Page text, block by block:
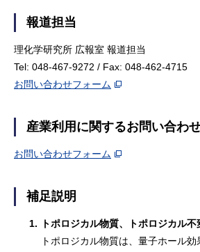
報道担当
理化学研究所 広報室 報道担当
Tel: 048-467-9272 / Fax: 048-462-4715
お問い合わせフォーム
産業利用に関するお問い合わ
お問い合わせフォーム
補足説明
1.
トポロジカル物質、トポロジカル不
トポロジカル物質は、量子ホール